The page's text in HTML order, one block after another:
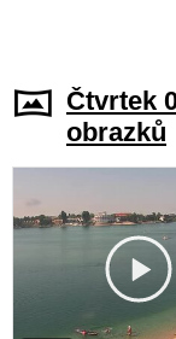
Čtvrtek
obrazků